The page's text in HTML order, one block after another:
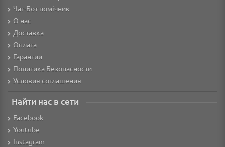
Чат-Бот помічник
О нас
Доставка
Оплата
Гарантии
Политика Безопасности
Условия соглашения
Найти нас в сети
Facebook
Youtube
Instagram